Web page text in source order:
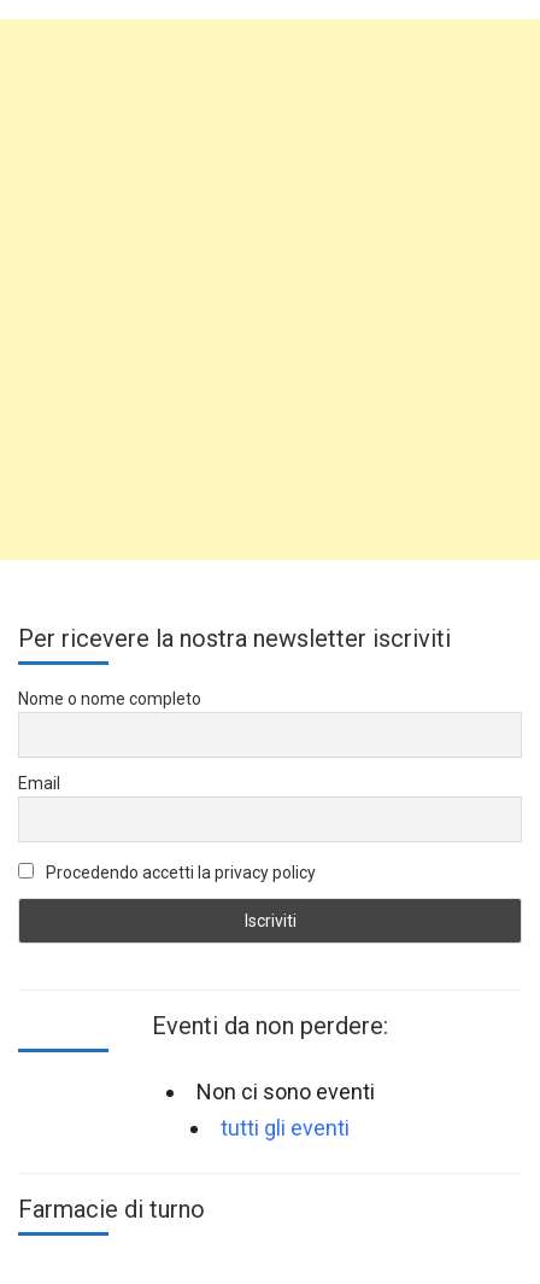
Per ricevere la nostra newsletter iscriviti
Nome o nome completo
Email
Procedendo accetti la privacy policy
Eventi da non perdere:
Non ci sono eventi
tutti gli eventi
Farmacie di turno